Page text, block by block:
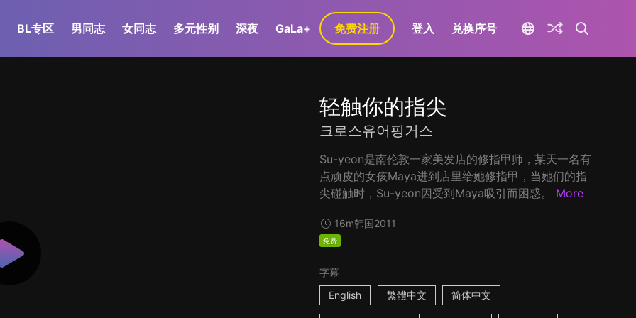
BL专区 男同志 女同志 多元性别 深夜 GaLa+ 免费注册 登入 兑换序号
轻触你的指尖
크로스유어핑거스
Su-yeon是南伦敦一家美发店的修指甲师，某天一名有
点顽皮的女孩Maya进到店里给她修指甲，当她们的指
尖碰触时，Su-yeon因受到Maya吸引而困惑。
More
16m韩国2011
免费
字幕
English
繁體中文 简体中文